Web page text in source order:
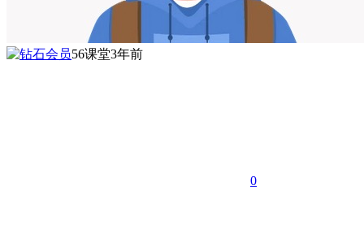
56课堂3年前
0